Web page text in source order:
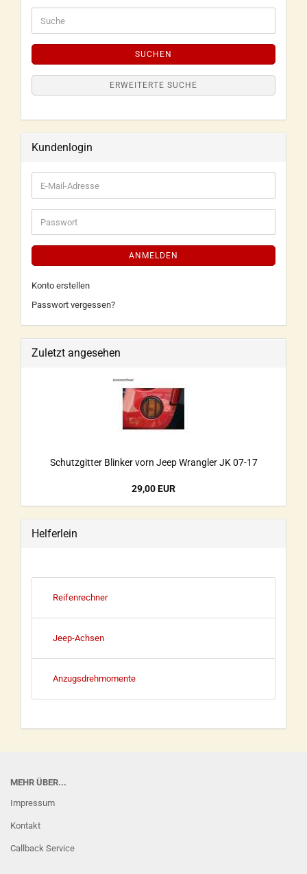
SUCHEN
ERWEITERTE SUCHE
Kundenlogin
ANMELDEN
Konto erstellen
Passwort vergessen?
Zuletzt angesehen
Schutzgitter Blinker vorn Jeep Wrangler JK 07-17
29,00 EUR
Helferlein
Reifenrechner
Jeep-Achsen
Anzugsdrehmomente
MEHR ÜBER...
Impressum
Kontakt
Callback Service